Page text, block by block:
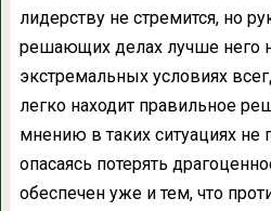
лидерству не стремится, но
решающих делах лучше него
экстремальных условиях
легко находит правильное
мнению в таких ситуациях не
опасаясь потерять
обеспечен уже и тем, что